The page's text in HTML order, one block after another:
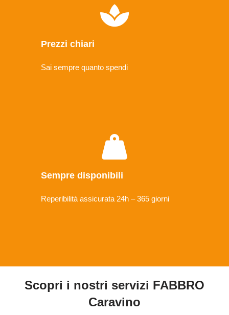
Prezzi chiari
Sai sempre quanto spendi
Sempre disponibili
Reperibilità assicurata 24h – 365 giorni
Scopri i nostri servizi FABBRO
Caravino